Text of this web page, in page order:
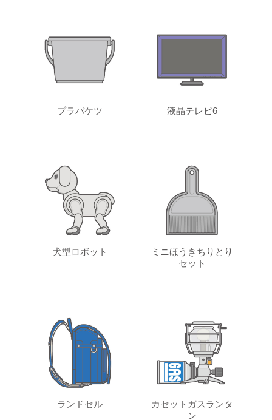
プラバケツ 液晶テレビ6
犬型ロボット
ミニほうきちりとり
セット
ランドセル
カセットガスランタ
ン